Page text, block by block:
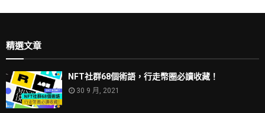
精選文章
NFT社群68個術語，行走幣圈必讀收藏！
30 9 月, 2021